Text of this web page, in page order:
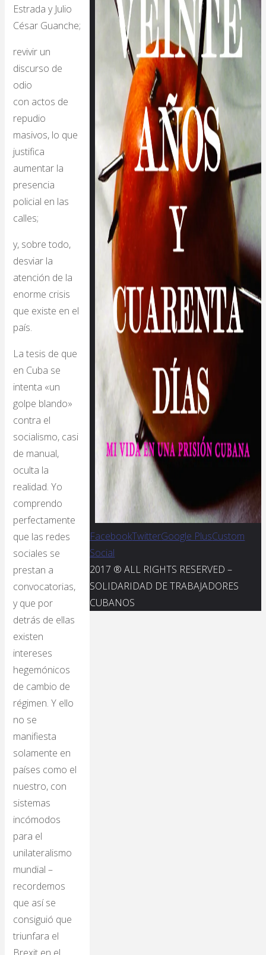
Estrada y Julio
César Guanche;
revivir un
discurso de
odio
con actos de
repudio
masivos, lo que
justifica
aumentar la
presencia
policial en las
calles;
y, sobre todo,
desviar la
atención de la
enorme crisis
que existe en el
país.
La tesis de que
en Cuba se
intenta «un
golpe blando»
contra el
socialismo, casi
de manual,
oculta la
realidad. Yo
comprendo
perfectamente
que las redes
sociales se
prestan a
convocatorias,
y que por
detrás de ellas
existen
intereses
hegemónicos
de cambio de
régimen. Y ello
no se
manifiesta
solamente en
países como el
nuestro, con
sistemas
incómodos
para el
unilateralismo
mundial –
recordemos
que así se
consiguió que
triunfara el
FacebookTwitterGoogle PlusCustom
Social
2017 ® ALL RIGHTS RESERVED –
SOLIDARIDAD DE TRABAJADORES
CUBANOS